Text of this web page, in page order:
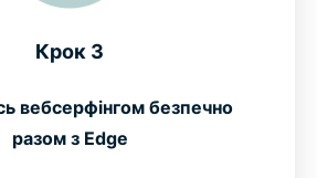
Крок 3
вебсерфінгом безпечно
разом з Edge